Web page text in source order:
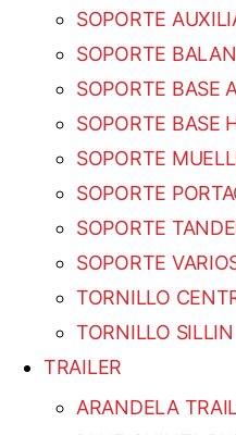
SOPORTE
SOPORTE
SOPORTE BASE
SOPORTE BASE
SOPORTE
SOPORTE
SOPORTE
SOPORTE
TORNILLO
TORNILLO SILLIN
TRAILER
ARANDELA